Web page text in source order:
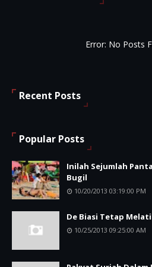
Error: No Posts
Recent Posts
Popular Posts
Inilah Sejumlah
Bugil
10/20/2013 03:19:00 PM
De Biasi Tetap
10/25/2013 09:25:00 AM